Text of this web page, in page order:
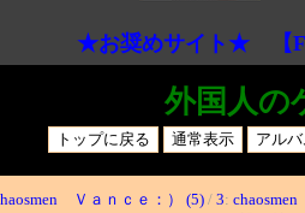
★お奨めサイト★ 【
外国人の
Ｖａｎｃｅ：） (5) / 3: chaosmen